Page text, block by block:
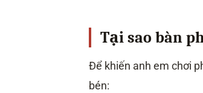
Tại sao bàn
Để khiến anh em chơi
bén: